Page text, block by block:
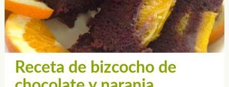
Receta de bizcocho de